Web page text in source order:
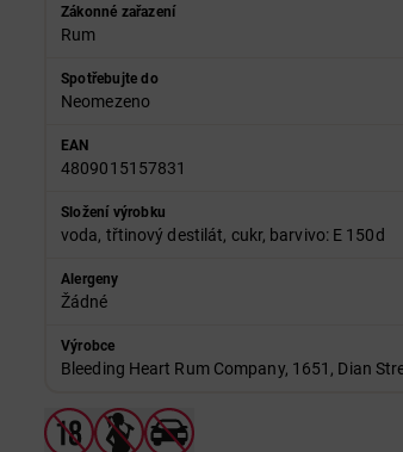
Zákonné zařazení
Rum
Spotřebujte do
Neomezeno
EAN
4809015157831
Složení výrobku
voda, třtinový destilát, cukr, barvivo: E 150d
Alergeny
Žádné
Výrobce
Bleeding Heart Rum Company, 1651, Dian